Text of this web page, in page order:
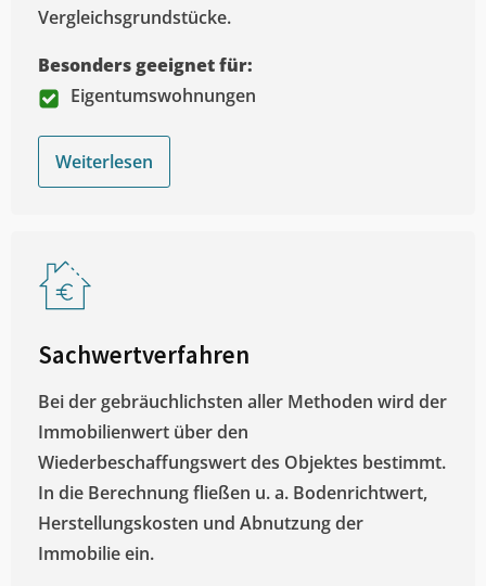
Vergleichsgrundstücke.
Besonders geeignet für:
Eigentumswohnungen
Weiterlesen
Sachwertverfahren
Bei der gebräuchlichsten aller Methoden wird der
Immobilienwert über den
Wiederbeschaffungswert des Objektes bestimmt.
In die Berechnung fließen u. a. Bodenrichtwert,
Herstellungskosten und Abnutzung der
Immobilie ein.